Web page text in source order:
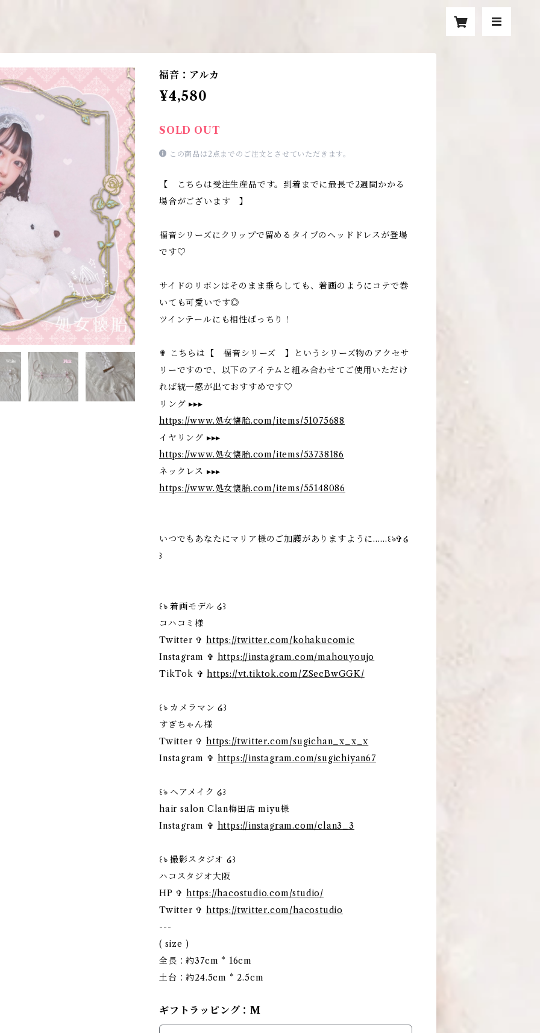
福音：アルカ
¥4,580
SOLD OUT
この商品は2点までのご注文とさせていただきます。
【 こちらは受注生産品です。到着までに最長で2週間かかる
場合がございます 】
福音シリーズにクリップで留めるタイプのヘッドドレスが登場
です♡
サイドのリボンはそのまま垂らしても、着画のようにコテで巻
いても可愛いです◎
ツインテールにも相性ばっちり！
✟ こちらは【 福音シリーズ 】というシリーズ物のアクセサ
リーですので、以下のアイテムと組み合わせてご使用いただけ
れば統一感が出ておすすめです♡
リング ▸▸▸
https://www.処女懐胎.com/items/51075688
イヤリング ▸▸▸
https://www.処女懐胎.com/items/53738186
ネックレス ▸▸▸
https://www.処女懐胎.com/items/55148086
いつでもあなたにマリア様のご加護がありますように……꒰ঌ✞໒
꒱
꒰ঌ 着画モデル ໒꒱
コハコミ様
Twitter ✞ https://twitter.com/kohakucomic
Instagram ✞ https://instagram.com/mahouyoujo
TikTok ✞https://vt.tiktok.com/ZSecBwGGK/
꒰ঌ カメラマン ໒꒱
すぎちゃん様
Twitter ✞ https://twitter.com/sugichan_x_x_x
Instagram ✞ https://instagram.com/sugichiyan67
꒰ঌ ヘアメイク ໒꒱
hair salon Clan梅田店 miyu様
Instagram ✞ https://instagram.com/clan3_3
꒰ঌ 撮影スタジオ ໒꒱
ハコスタジオ大阪
HP ✞ https://hacostudio.com/studio/
Twitter ✞ https://twitter.com/hacostudio
---
( size )
全長：約37cm * 16cm
土台：約24.5cm * 2.5cm
ギフトラッピング：M